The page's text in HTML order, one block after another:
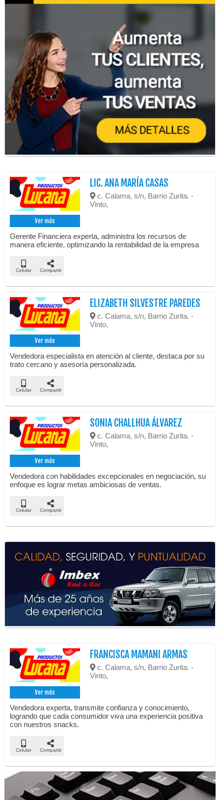
Ver más
LIC. ANA MARÍA CASAS
c. Calama, s/n, Barrio Zurita. -
Vinto,
Gerente Financiera experta, administra los recursos de
manera eficiente, optimizando la rentabilidad de la empresa
Celular Compartir
Ver más
ELIZABETH SILVESTRE PAREDES
c. Calama, s/n, Barrio Zurita. -
Vinto,
Vendedora especialista en atención al cliente, destaca por su
trato cercano y asesoría personalizada.
Celular Compartir
Ver más
SONIA CHALLHUA ÁLVAREZ
c. Calama, s/n, Barrio Zurita. -
Vinto,
Vendedora con habilidades excepcionales en negociación, su
enfoque es lograr metas ambiciosas de ventas.
Celular Compartir
Ver más
FRANCISCA MAMANI ARMAS
c. Calama, s/n, Barrio Zurita. -
Vinto,
Vendedora experta, transmite confianza y conocimiento,
logrando que cada consumidor viva una experiencia positiva
con nuestros snacks.
Celular Compartir